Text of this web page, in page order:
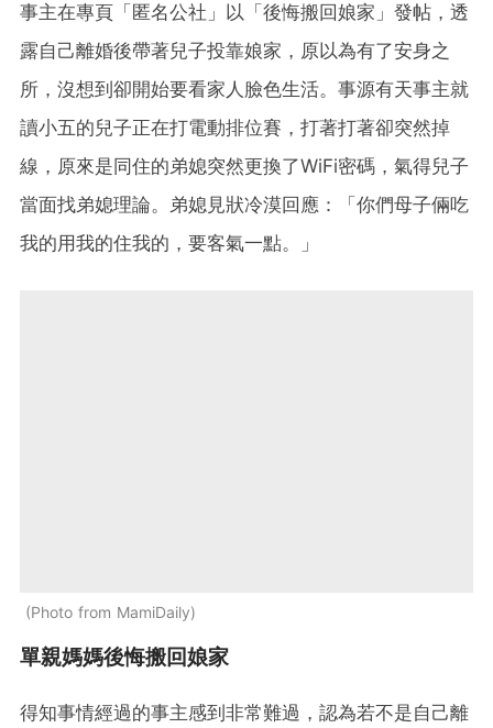
事主在專頁「匿名公社」以「後悔搬回娘家」發帖，透
露自己離婚後帶著兒子投靠娘家，原以為有了安身之
所，沒想到卻開始要看家人臉色生活。事源有天事主就
讀小五的兒子正在打電動排位賽，打著打著卻突然掉
線，原來是同住的弟媳突然更換了WiFi密碼，氣得兒子
當面找弟媳理論。弟媳見狀冷漠回應：「你們母子倆吃
我的用我的住我的，要客氣一點。」
Photo from MamiDaily
單親媽媽後悔搬回娘家
得知事情經過的事主感到非常難過，認為若不是自己離